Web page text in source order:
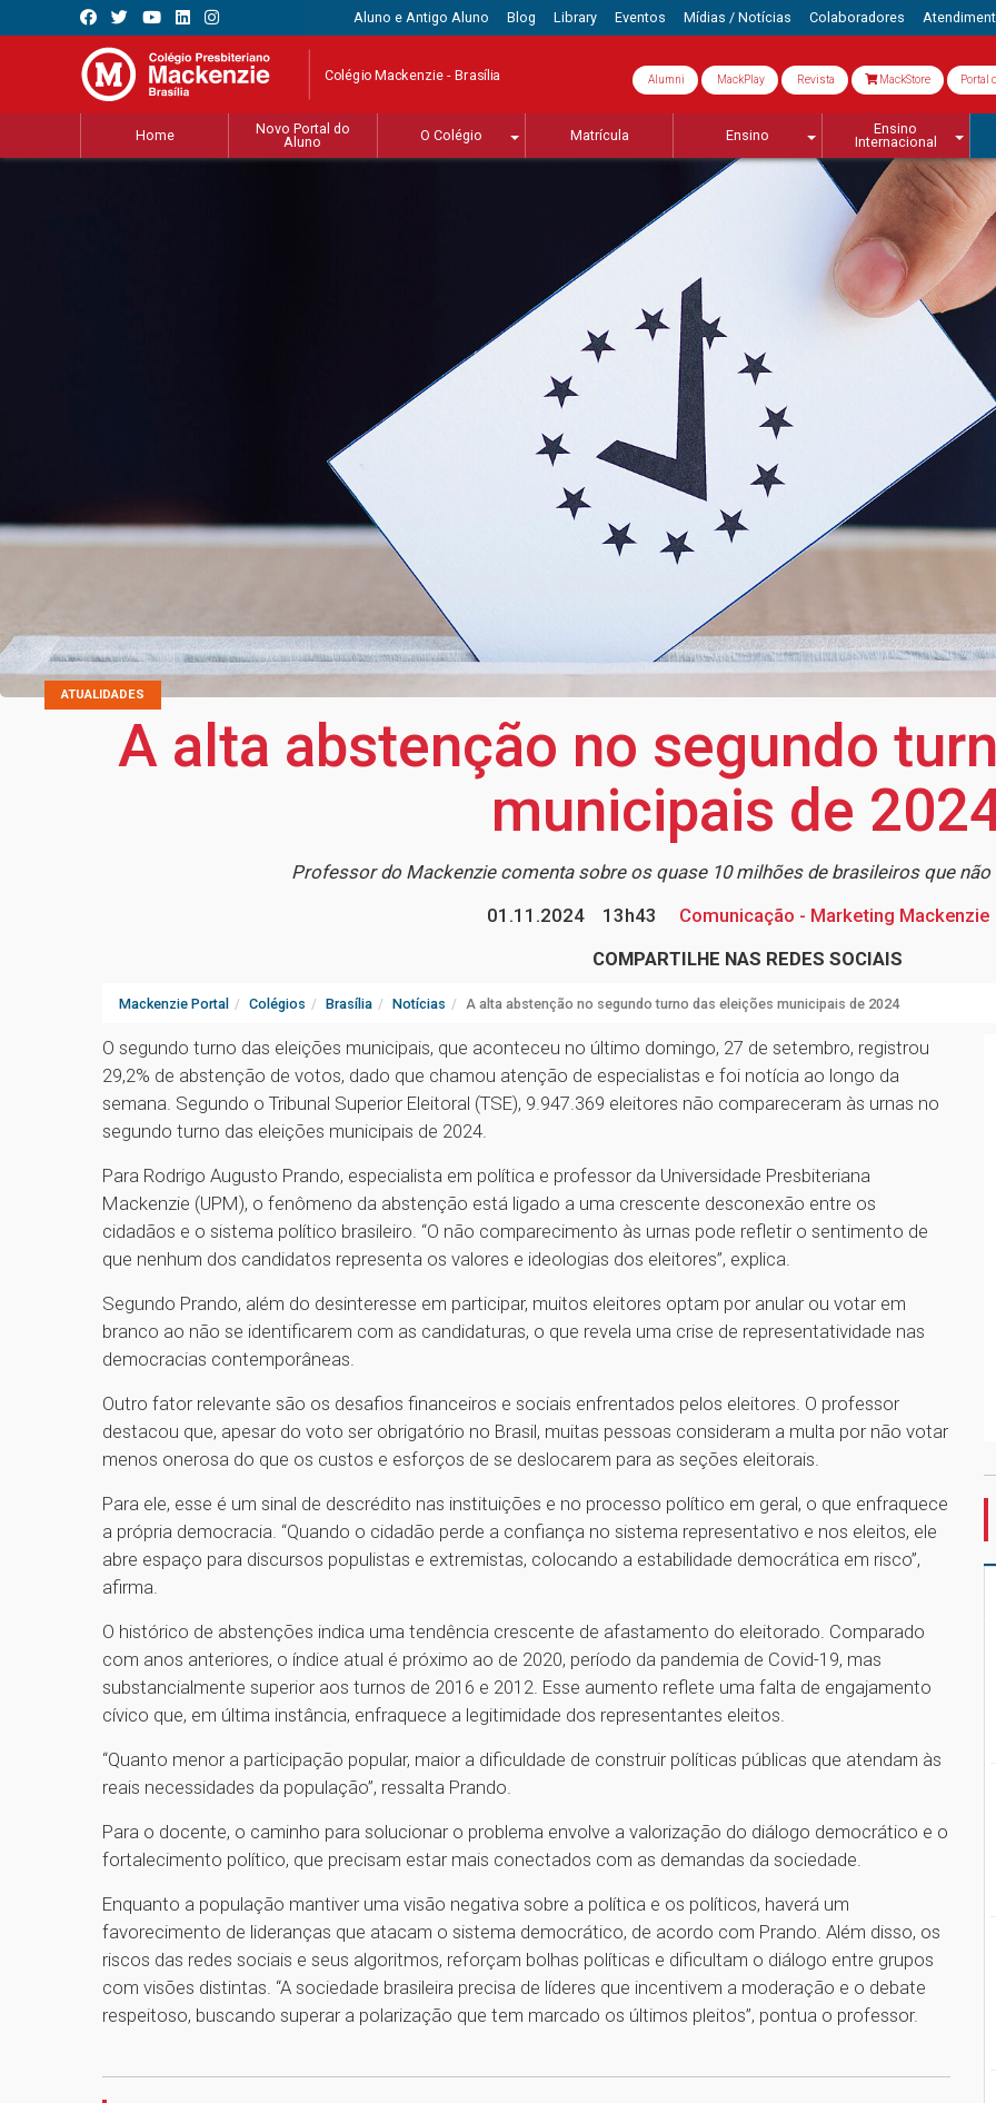
Aluno e Antigo Aluno Blog Library Eventos Mídias / Notícias Colaboradores
Colégio Mackenzie - Brasília Alumni MackPlay Revista MackStore Portal
Home
Novo Portal do
Aluno
O Colégio Matrícula Ensino
Ensino
Internacional
ATUALIDADES
A alta abstenção no segundo
municipais de
Professor do Mackenzie comenta sobre os quase 10 milhões de brasileiros que
01.11.2024
13h43
Comunicação - Marketing Mackenzie
COMPARTILHE NAS REDES SOCIAIS
Mackenzie Portal Colégios Brasília Notícias A alta abstenção no segundo turno das eleições municipais de 2024
O segundo turno das eleições municipais, que aconteceu no último domingo, 27 de setembro, registrou
29,2% de abstenção de votos, dado que chamou atenção de especialistas e foi notícia ao longo da
semana. Segundo o Tribunal Superior Eleitoral (TSE), 9.947.369 eleitores não compareceram às urnas no
segundo turno das eleições municipais de 2024.
Para Rodrigo Augusto Prando, especialista em política e professor da Universidade Presbiteriana
Mackenzie (UPM), o fenômeno da abstenção está ligado a uma crescente desconexão entre os
cidadãos e o sistema político brasileiro. “O não comparecimento às urnas pode refletir o sentimento de
que nenhum dos candidatos representa os valores e ideologias dos eleitores”, explica.
Segundo Prando, além do desinteresse em participar, muitos eleitores optam por anular ou votar em
branco ao não se identificarem com as candidaturas, o que revela uma crise de representatividade nas
democracias contemporâneas.
Outro fator relevante são os desafios financeiros e sociais enfrentados pelos eleitores. O professor
destacou que, apesar do voto ser obrigatório no Brasil, muitas pessoas consideram a multa por não votar
menos onerosa do que os custos e esforços de se deslocarem para as seções eleitorais.
Para ele, esse é um sinal de descrédito nas instituições e no processo político em geral, o que enfraquece
a própria democracia. “Quando o cidadão perde a confiança no sistema representativo e nos eleitos, ele
abre espaço para discursos populistas e extremistas, colocando a estabilidade democrática em risco”,
afirma.
O histórico de abstenções indica uma tendência crescente de afastamento do eleitorado. Comparado
com anos anteriores, o índice atual é próximo ao de 2020, período da pandemia de Covid-19, mas
substancialmente superior aos turnos de 2016 e 2012. Esse aumento reflete uma falta de engajamento
cívico que, em última instância, enfraquece a legitimidade dos representantes eleitos.
“Quanto menor a participação popular, maior a dificuldade de construir políticas públicas que atendam às
reais necessidades da população”, ressalta Prando.
Para o docente, o caminho para solucionar o problema envolve a valorização do diálogo democrático e o
fortalecimento político, que precisam estar mais conectados com as demandas da sociedade.
Enquanto a população mantiver uma visão negativa sobre a política e os políticos, haverá um
favorecimento de lideranças que atacam o sistema democrático, de acordo com Prando. Além disso, os
riscos das redes sociais e seus algoritmos, reforçam bolhas políticas e dificultam o diálogo entre grupos
com visões distintas. “A sociedade brasileira precisa de líderes que incentivem a moderação e o debate
respeitoso, buscando superar a polarização que tem marcado os últimos pleitos”, pontua o professor.
1